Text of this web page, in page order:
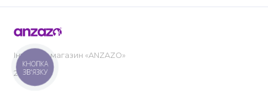
Інтернет-магазин «ANZAZO»
2019-2026
КНОПКА
ЗВ'ЯЗКУ